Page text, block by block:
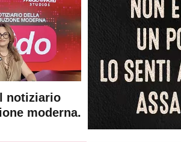
notiziario
moderna.